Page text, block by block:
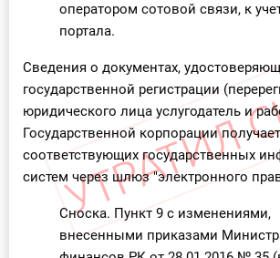
оператором сотовой связи, к
портала.
Сведения о документах,
государственной регистрации
юридического лица услугодатель и
Государственной корпорации
соответствующих государственных
систем через шлюз "электронного
Сноска. Пункт 9 с изменениями,
внесенными приказами